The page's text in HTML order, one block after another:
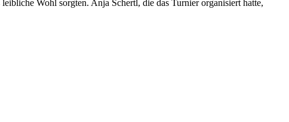
Wohl sorgten. Anja Schertl, die das Turnier organisiert hatte,